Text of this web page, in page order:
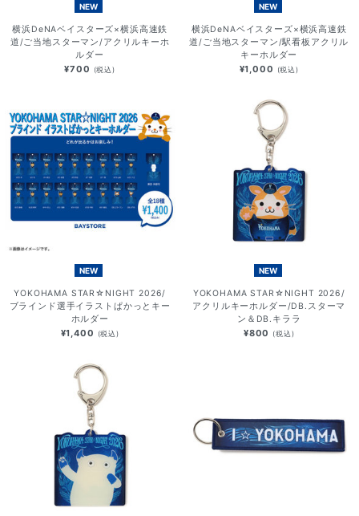
NEW
横浜DeNAベイスターズ×横浜高速鉄
道/ご当地スターマン/アクリルキーホ
ルダー
¥700 (税込)
NEW
横浜DeNAベイスターズ×横浜高速鉄
道/ご当地スターマン/駅看板アクリル
キーホルダー
¥1,000 (税込)
NEW
YOKOHAMA STAR☆NIGHT 2026/
ブラインド選手イラストぱかっとキー
ホルダー
¥1,400 (税込)
NEW
YOKOHAMA STAR☆NIGHT 2026/
アクリルキーホルダー/DB.スターマ
ン＆DB.キララ
¥800 (税込)